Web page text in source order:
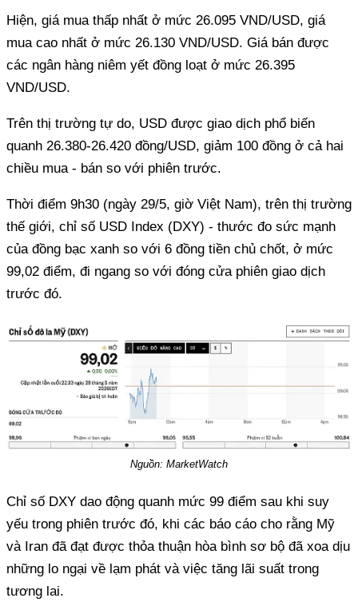
Hiện, giá mua thấp nhất ở mức 26.095 VND/USD, giá
mua cao nhất ở mức 26.130 VND/USD. Giá bán được
các ngân hàng niêm yết đồng loạt ở mức 26.395
VND/USD.
Trên thị trường tự do, USD được giao dịch phổ biến
quanh 26.380-26.420 đồng/USD, giảm 100 đồng ở cả hai
chiều mua - bán so với phiên trước.
Thời điểm 9h30 (ngày 29/5, giờ Việt Nam), trên thị trường
thế giới, chỉ số USD Index (DXY) - thước đo sức mạnh
của đồng bạc xanh so với 6 đồng tiền chủ chốt, ở mức
99,02 điểm, đi ngang so với đóng cửa phiên giao dịch
trước đó.
Nguồn: MarketWatch
Chỉ số DXY dao động quanh mức 99 điểm sau khi suy
yếu trong phiên trước đó, khi các báo cáo cho rằng Mỹ
và Iran đã đạt được thỏa thuận hòa bình sơ bộ đã xoa dịu
những lo ngại về lạm phát và việc tăng lãi suất trong
tương lai.